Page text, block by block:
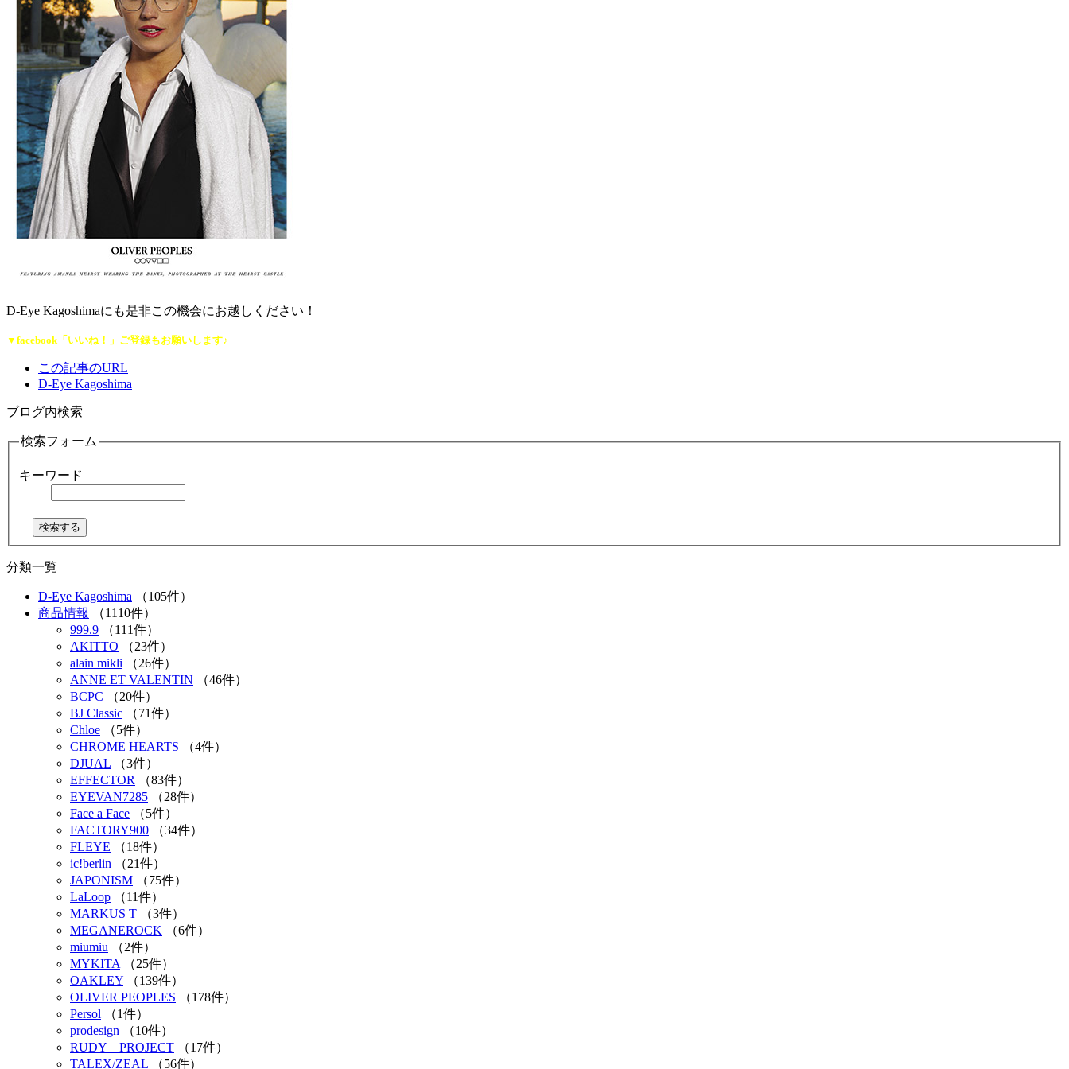
D-Eye Kagoshimaにも是非この機会にお越しください！
▼facebook「いいね！」ご登録もお願いします♪
この記事のURL
D-Eye Kagoshima
ブログ内検索
検索フォーム
キーワード
分類一覧
D-Eye Kagoshima （105件）
商品情報
（1110件）
999.9 （111件）
AKITTO （23件）
alain mikli （26件）
ANNE ET VALENTIN （46件）
BCPC （20件）
BJ Classic （71件）
Chloe （5件）
CHROME HEARTS （4件）
DJUAL （3件）
EFFECTOR
（83件）
EYEVAN7285 （28件）
Face a Face （5件）
FACTORY900 （34件）
FLEYE （18件）
ic!berlin （21件）
JAPONISM （75件）
LaLoop （11件）
MARKUS T （3件）
MEGANEROCK （6件）
miumiu （2件）
MYKITA （25件）
OAKLEY （139件）
OLIVER PEOPLES （178件）
Persol （1件）
prodesign （10件）
RUDY PROJECT （17件）
TALEX/ZEAL （56件）